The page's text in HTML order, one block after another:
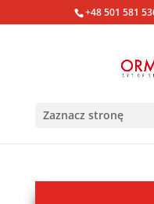
+48 501 581
Zaznacz stronę